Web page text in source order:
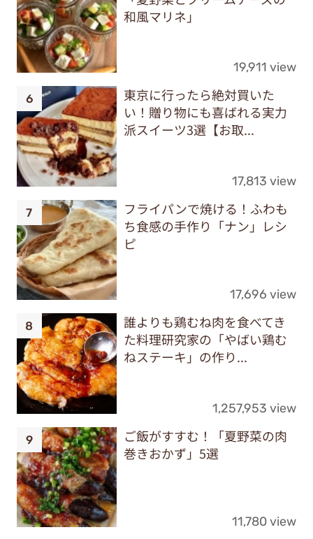
和風マリネ」
19,911 view
東京に行ったら絶対買いた
い！贈り物にも喜ばれる実力
派スイーツ3選【お取...
17,813 view
フライパンで焼ける！ふわも
ち食感の手作り「ナン」レシ
ピ
17,696 view
誰よりも鶏むね肉を食べてき
た料理研究家の「やばい鶏む
ねステーキ」の作り...
1,257,953 view
ご飯がすすむ！「夏野菜の肉
巻きおかず」5選
11,780 view